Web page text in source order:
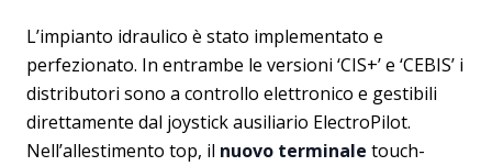
L’impianto idraulico è stato implementato e
perfezionato. In entrambe le versioni ‘CIS+’ e ‘CEBIS’ i
distributori sono a controllo elettronico e gestibili
direttamente dal joystick ausiliario ElectroPilot.
Nell’allestimento top, il nuovo terminale touch-